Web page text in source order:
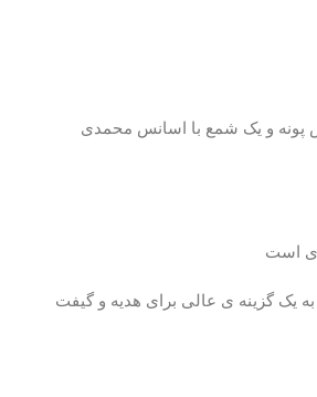
پونه و یک شمع با اسانس محمدی
است
یک گزینه ی عالی برای هدیه و گیفت